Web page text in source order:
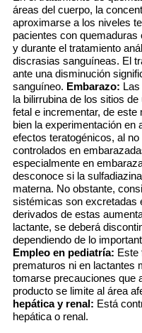
áreas del cuerpo, la
aproximarse a los niveles
pacientes con
y durante el tratamiento
discrasias sanguíneas. El
ante una disminución
sanguíneo. Embarazo:
la bilirrubina de los sitios
fetal e incrementar, de
bien la experimentación en
efectos teratogénicos, al
controlados en
especialmente en
desconoce si la
materna. No obstante,
sistémicas son excretadas
derivados de estas
lactante, se deberá
dependiendo de lo
Empleo en pediatría: Este
prematuros ni en lactantes
tomarse precauciones que
producto se limite al área
hepática y renal: Está
hepática o renal.